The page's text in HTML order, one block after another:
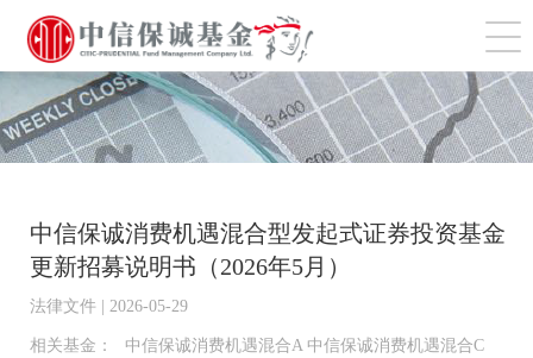
切
中信保诚消费机遇混合型发起式证券投资基金
更新招募说明书（2026年5月）
法律文件 | 2026-05-29
相关基金： 中信保诚消费机遇混合A 中信保诚消费机遇混合C